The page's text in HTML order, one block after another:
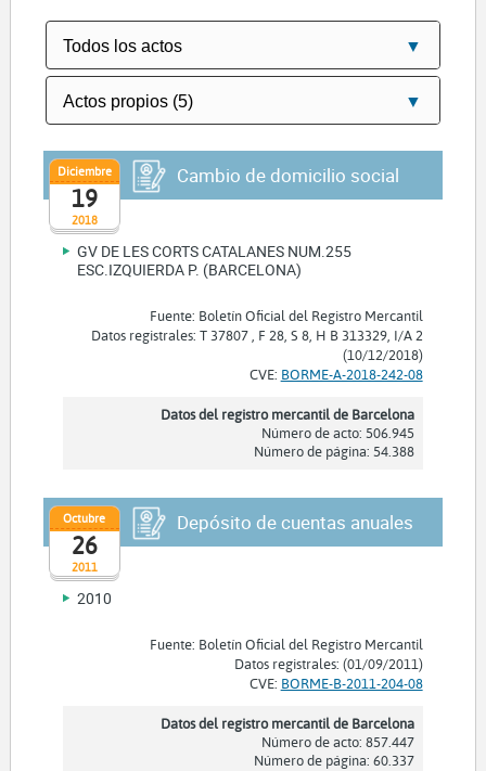
2018
Diciembre
19
Cambio de domicilio social
GV DE LES CORTS CATALANES NUM.255
ESC.IZQUIERDA P. (BARCELONA)
Fuente: Boletín Oficial del Registro Mercantil
Datos registrales: T 37807 , F 28, S 8, H B 313329, I/A 2
(10/12/2018)
CVE: BORME-A-2018-242-08
Datos del registro mercantil de Barcelona
Número de acto: 506.945
Número de página: 54.388
2011
Octubre
26
Depósito de cuentas anuales
2010
Fuente: Boletín Oficial del Registro Mercantil
Datos registrales: (01/09/2011)
CVE: BORME-B-2011-204-08
Datos del registro mercantil de Barcelona
Número de acto: 857.447
Número de página: 60.337